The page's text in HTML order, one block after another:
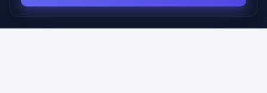
8 (34373) 4-33-85